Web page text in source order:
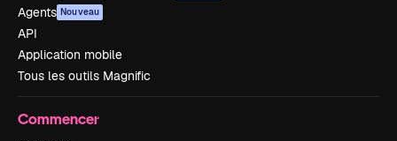
Agents Nouveau
API
Application mobile
Tous les outils Magnific
Commencer